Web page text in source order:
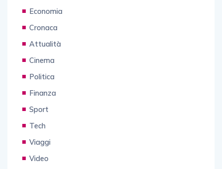
Economia
Cronaca
Attualità
Cinema
Politica
Finanza
Sport
Tech
Viaggi
Video